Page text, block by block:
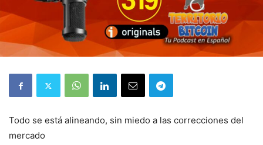
Todo se está alineando, sin miedo a las correcciones del
mercado